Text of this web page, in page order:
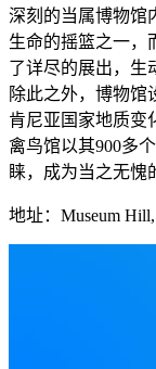
深刻的当属博物馆
生命的摇篮之一，
了详尽的展出，生
除此之外，博物馆
肯尼亚国家地质变
禽鸟馆以其900多
睐，成为当之无愧
地址：Museum